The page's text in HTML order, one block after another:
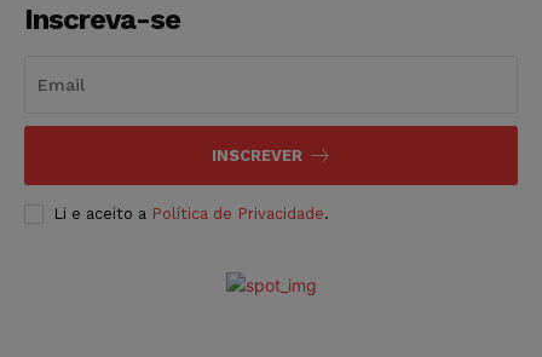
Inscreva-se
INSCREVER
Li e aceito a Política de Privacidade.